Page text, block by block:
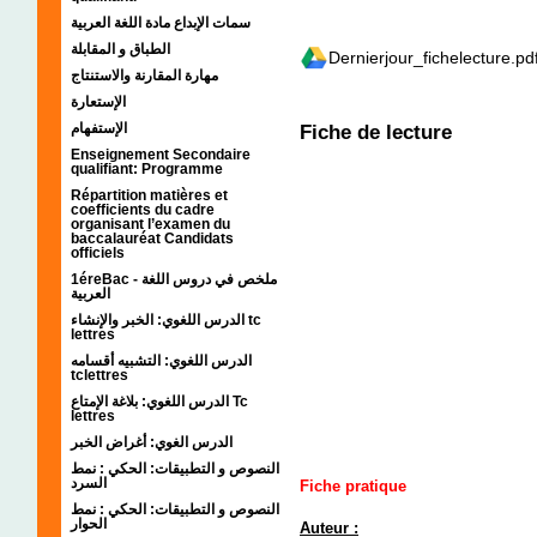
سمات الإبداع مادة اللغة العربية
الطباق و المقابلة
مهارة المقارنة والاستنتاج
الإستعارة
الإستفهام
Enseignement Secondaire
qualifiant: Programme
Répartition matières et
coefficients du cadre
organisant l’examen du
baccalauréat Candidats
officiels
1éreBac - ملخص في دروس اللغة
العربية
الدرس اللغوي: الخبر والإنشاء tc
lettres
الدرس اللغوي: التشبيه أقسامه
tclettres
الدرس اللغوي: بلاغة الإمتاع Tc
lettres
الدرس الغوي: أغراض الخبر
النصوص و التطبيقات: الحكي : نمط
السرد
النصوص و التطبيقات: الحكي : نمط
الحوار
Fiche de lecture
Fiche pratique
Auteur :